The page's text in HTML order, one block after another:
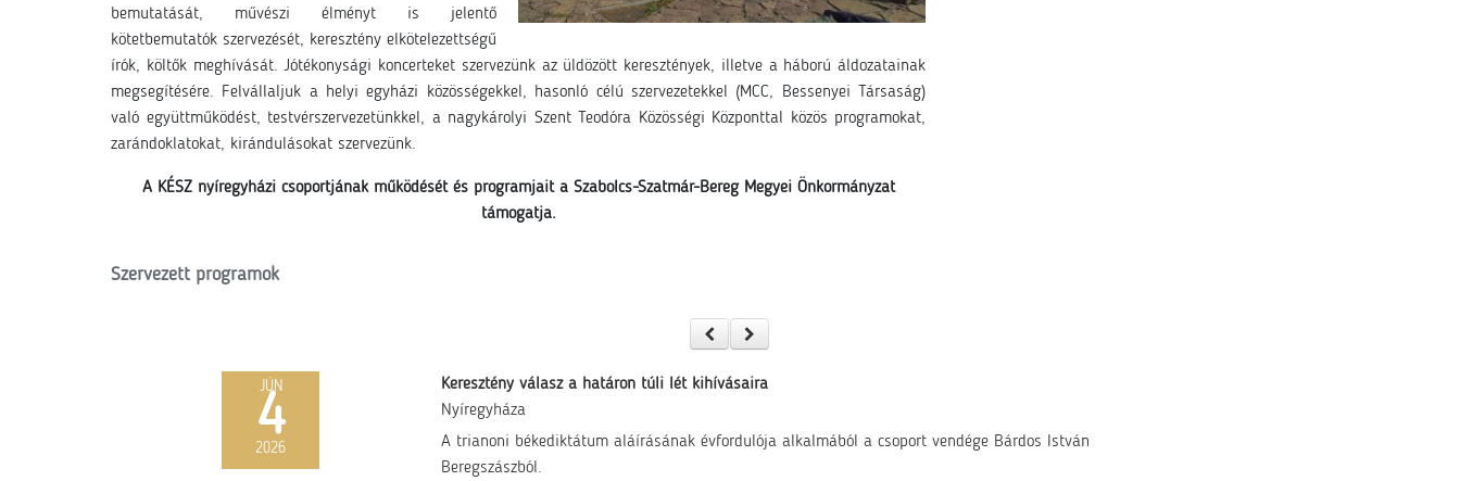
bemutatását, művészi élményt is jelentő
kötetbemutatók szervezését, keresztény elkötelezettségű
írók, költők meghívását. Jótékonysági koncerteket szervezünk az üldözött keresztények, illetve a háború áldozatainak
megsegítésére. Felvállaljuk a helyi egyházi közösségekkel, hasonló célú szervezetekkel (MCC, Bessenyei Társaság)
való együttműködést, testvérszervezetünkkel, a nagykárolyi Szent Teodóra Közösségi Központtal közös programokat,
zarándoklatokat, kirándulásokat szervezünk.
A KÉSZ nyíregyházi csoportjának működését és programjait a Szabolcs-Szatmár-Bereg Megyei Önkormányzat
támogatja.
Szervezett programok
JÚN
4
2026
Keresztény válasz a határon túli lét kihívásaira
Nyíregyháza
A trianoni békediktátum aláírásának évfordulója alkalmából a csoport vendége Bárdos István
Beregszászból.